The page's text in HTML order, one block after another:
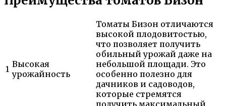
1 Высокая
урожайность
Томаты Бизон отличаются
высокой плодовитостью,
что позволяет получить
обильный урожай даже на
небольшой площади. Это
особенно полезно для
дачников и садоводов,
которые стремятся